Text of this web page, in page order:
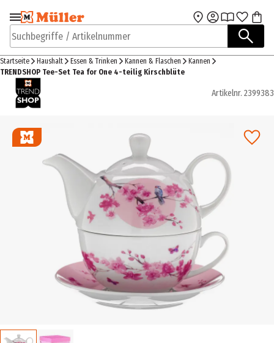
Zur Navigation
springen
Zum Hauptinhalt
Suchbegriffe / Artikelnummer
Startseite Haushalt Essen & Trinken Kannen & Flaschen
Kannen
TRENDSHOP Tee-Set Tea for One 4-teilig Kirschblüte
Artikelnr. 2399383